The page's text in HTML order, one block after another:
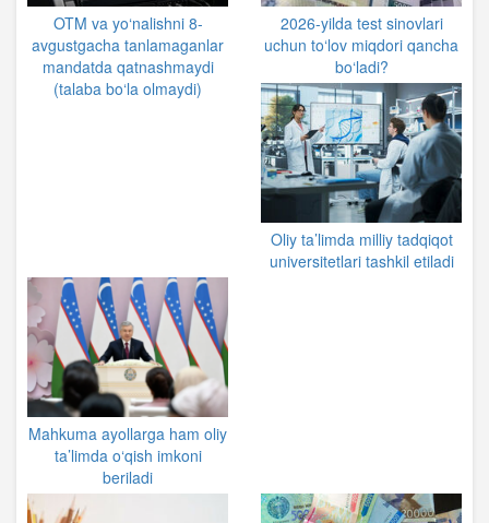
OTM va yo‘nalishni 8-
avgustgacha tanlamaganlar
mandatda qatnashmaydi
(talaba bo‘la olmaydi)
2026-yilda test sinovlari
uchun to‘lov miqdori qancha
bo‘ladi?
Oliy ta’limda milliy tadqiqot
universitetlari tashkil etiladi
Mahkuma ayollarga ham oliy
ta’limda o‘qish imkoni
beriladi